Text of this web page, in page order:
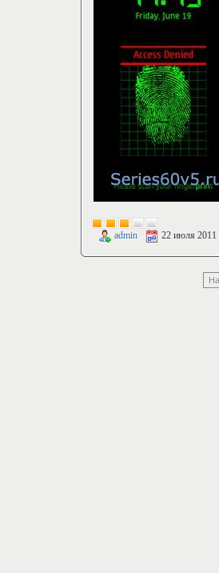
admin 22 июля 2011